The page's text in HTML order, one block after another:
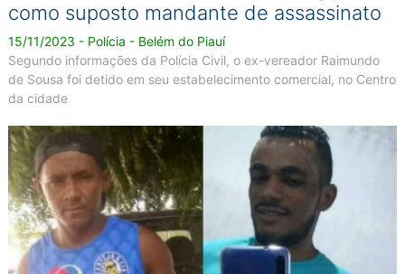
como suposto mandante de assassinato
15/11/2023 - Polícia - Belém do Piauí
Segundo informações da Polícia Civil, o ex-vereador Raimundo
de Sousa foi detido em seu estabelecimento comercial, no Centro
da cidade